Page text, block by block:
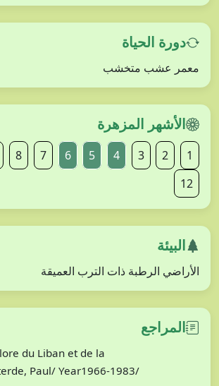
دورة الحياة
معمر عشب متخشب
الأشهر المزهرة
1
2
3
4
5
6
7
8
12
البيئة
الأراضي الرطبة ذات الترب العميقة
المراجع
du Liban et de la
Paul/ Year1966-1983/